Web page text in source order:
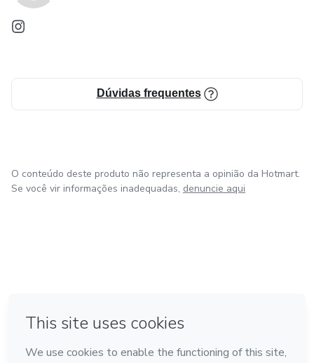
Dúvidas frequentes
O conteúdo deste produto não representa a opinião da Hotmart.
Se você vir informações inadequadas, denuncie aqui
Feito com ❤ em Belo Horizonte